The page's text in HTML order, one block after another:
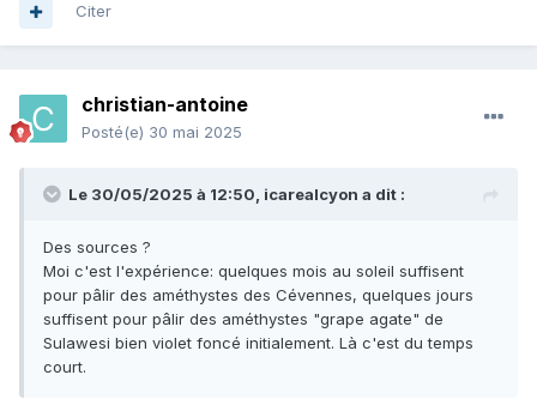
Citer
christian-antoine
Posté(e) 30 mai 2025
Le 30/05/2025 à 12:50, icarealcyon a dit :
Des sources ?
Moi c'est l'expérience: quelques mois au soleil suffisent
pour pâlir des améthystes des Cévennes, quelques jours
suffisent pour pâlir des améthystes "grape agate" de
Sulawesi bien violet foncé initialement. Là c'est du temps
court.